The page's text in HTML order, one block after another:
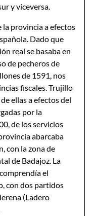
y viceversa.
la provincia a efectos
Dado que
real se basaba en
de pecheros de
de 1591, nos
fiscales. Trujillo
ellas a efectos del
por la
de los servicios
abarcaba
con la zona de
de Badajoz. La
el
con dos partidos
(Ladero